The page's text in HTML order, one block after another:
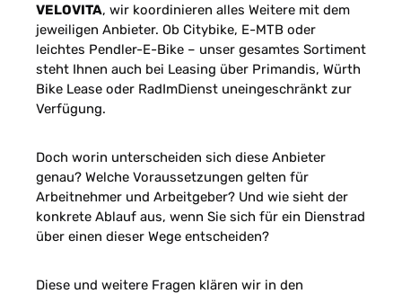
VELOVITA, wir koordinieren alles Weitere mit dem
jeweiligen Anbieter. Ob Citybike, E-MTB oder
leichtes Pendler-E-Bike – unser gesamtes Sortiment
steht Ihnen auch bei Leasing über Primandis, Würth
Bike Lease oder RadImDienst uneingeschränkt zur
Verfügung.
Doch worin unterscheiden sich diese Anbieter
genau? Welche Voraussetzungen gelten für
Arbeitnehmer und Arbeitgeber? Und wie sieht der
konkrete Ablauf aus, wenn Sie sich für ein Dienstrad
über einen dieser Wege entscheiden?
Diese und weitere Fragen klären wir in den